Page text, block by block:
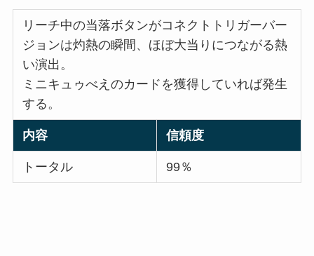
リーチ中の当落ボタンがコネクトトリガーバー
ジョンは灼熱の瞬間、ほぼ大当りにつながる熱
い演出。
ミニキュゥべえのカードを獲得していれば発生
する。
内容 信頼度
トータル 99％